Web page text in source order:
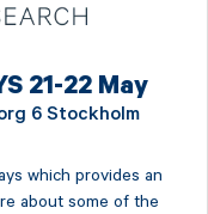
21-22 May
6 Stockholm
which provides an
about some of the